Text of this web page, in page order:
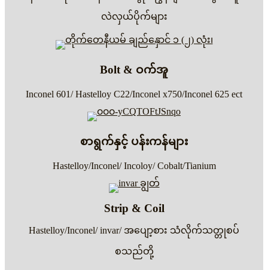
လဲလှယ်ပိုက်များ
Bolt & ဝက်အူ
Inconel 601/ Hastelloy C22/Inconel x750/Inconel 625 ect
စာရွက်နှင့် ပန်းကန်များ
Hastelloy/Inconel/ Incoloy/ Cobalt/Tianium
Strip & Coil
Hastelloy/Inconel/ invar/ အပျော့စား သံလိုက်သတ္တုစပ်
စသည်တို့